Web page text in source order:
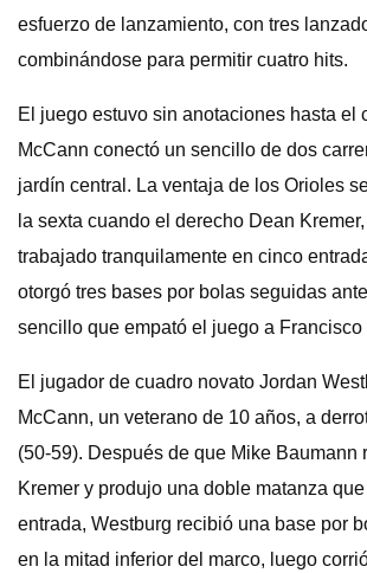
esfuerzo de lanzamiento, con tres
combinándose para permitir cuatro hits.
El juego estuvo sin anotaciones hasta el
McCann conectó un sencillo de dos
jardín central. La ventaja de los Orioles
la sexta cuando el derecho Dean
trabajado tranquilamente en cinco
otorgó tres bases por bolas seguidas
sencillo que empató el juego a Francisco
El jugador de cuadro novato Jordan
McCann, un veterano de 10 años, a
(50-59). Después de que Mike Baumann
Kremer y produjo una doble matanza
entrada, Westburg recibió una base por
en la mitad inferior del marco, luego